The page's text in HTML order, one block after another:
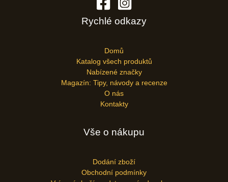
Rychlé odkazy
Domů
Katalog všech produktů
Nabízené značky
Magazín: Tipy, návody a recenze
O nás
Kontakty
Vše o nákupu
Dodání zboží
Obchodní podmínky